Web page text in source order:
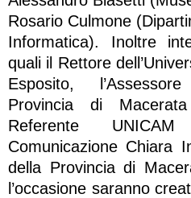
Rosario Culmone
Informatica). Inoltre
quali il Rettore
Esposito,
Provincia di
Referente
Comunicazione Chiara
della Provincia di
l’occasione saranno